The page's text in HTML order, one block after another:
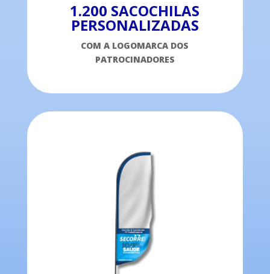
1.200 SACOCHILAS
PERSONALIZADAS
COM A LOGOMARCA DOS
PATROCINADORES